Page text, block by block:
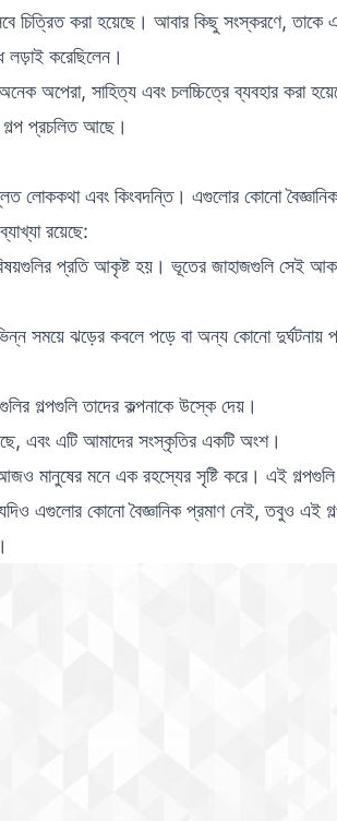
চিত্রিত করা হয়েছে। আবার কিছু সংস্করণে, তাকে
লড়াই করেছিলেন।
সাহিত্য এবং চলচ্চিত্রে ব্যবহার করা
গল্প প্রচলিত আছে।
এবং কিংবদন্তি। এগুলোর কোনো
রয়েছে:
প্রতি আকৃষ্ট হয়। ভূতের জাহাজগুলি সেই
সময়ে ঝড়ের কবলে পড়ে বা অন্য কোনো দুর্ঘটনায়
গল্পগুলি তাদের কল্পনাকে উস্কে দেয়।
এবং এটি আমাদের সংস্কৃতির একটি অংশ।
মনে এক রহস্যের সৃষ্টি করে। এই গল্পগুলি
এগুলোর কোনো বৈজ্ঞানিক প্রমাণ নেই, তবুও এই